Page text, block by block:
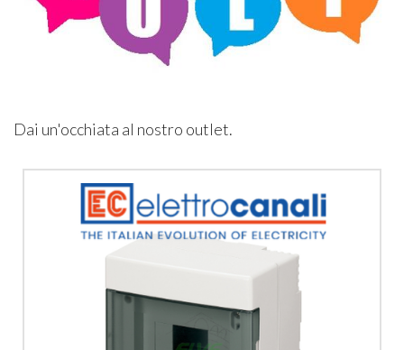
Dai un'occhiata al nostro outlet.